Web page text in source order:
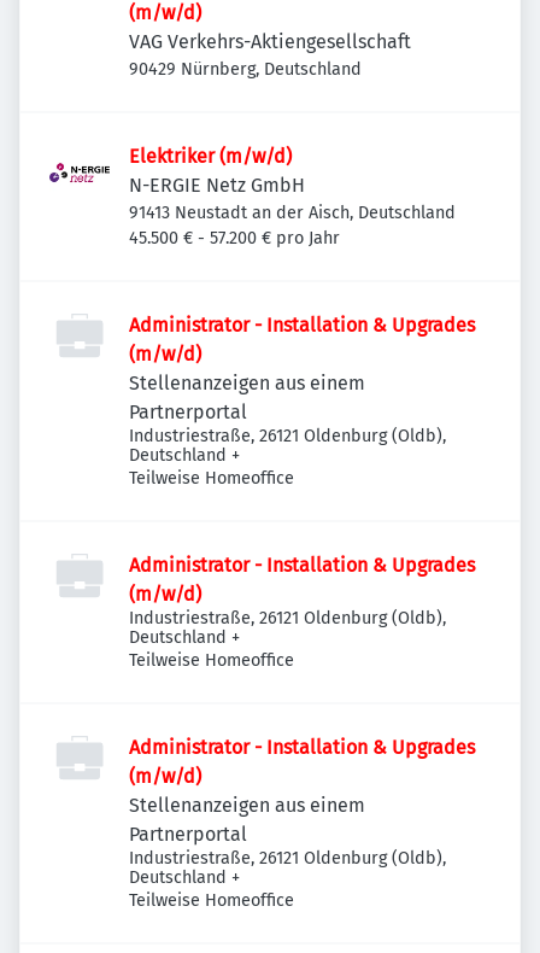
(m/w/d)
VAG Verkehrs-Aktiengesellschaft
90429 Nürnberg, Deutschland
Elektriker (m/w/d)
N-ERGIE Netz GmbH
91413 Neustadt an der Aisch, Deutschland
45.500 € - 57.200 € pro Jahr
Administrator - Installation & Upgrades
(m/w/d)
Stellenanzeigen aus einem
Partnerportal
Industriestraße, 26121 Oldenburg (Oldb),
Deutschland +
Teilweise Homeoffice
Administrator - Installation & Upgrades
(m/w/d)
Industriestraße, 26121 Oldenburg (Oldb),
Deutschland +
Teilweise Homeoffice
Administrator - Installation & Upgrades
(m/w/d)
Stellenanzeigen aus einem
Partnerportal
Industriestraße, 26121 Oldenburg (Oldb),
Deutschland +
Teilweise Homeoffice